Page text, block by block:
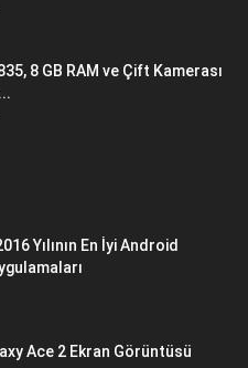
8 GB RAM ve Çift Kamerası
Yılının En İyi Android
Ace 2 Ekran Görüntüsü